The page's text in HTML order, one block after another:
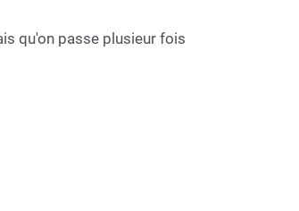
qu'on passe plusieur fois